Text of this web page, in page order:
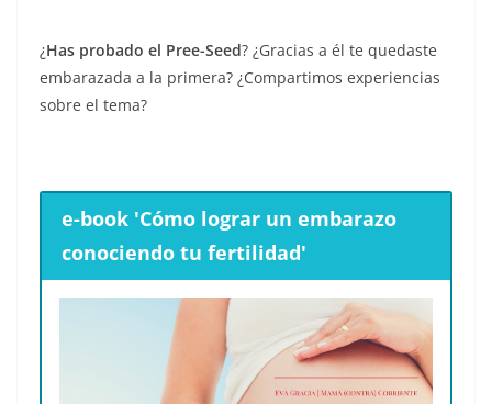
¿Has probado el Pree-Seed? ¿Gracias a él te quedaste
embarazada a la primera? ¿Compartimos experiencias
sobre el tema?
e-book 'Cómo lograr un embarazo
conociendo tu fertilidad'